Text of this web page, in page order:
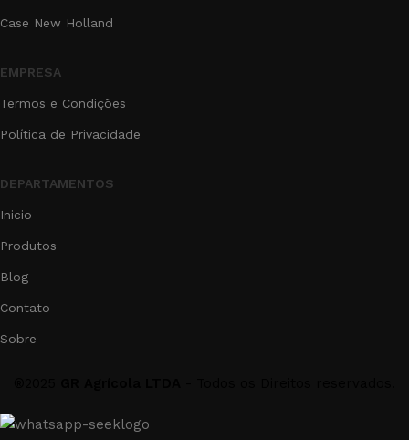
Case New Holland
EMPRESA
Termos e Condições
Política de Privacidade
DEPARTAMENTOS
Inicio
Produtos
Blog
Contato
Sobre